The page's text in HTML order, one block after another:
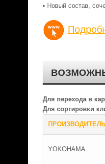
• Новый состав,
Для перехода в
Для сортировки
ПРОИЗВОДИТЕЛЬ
YOKOHAMA